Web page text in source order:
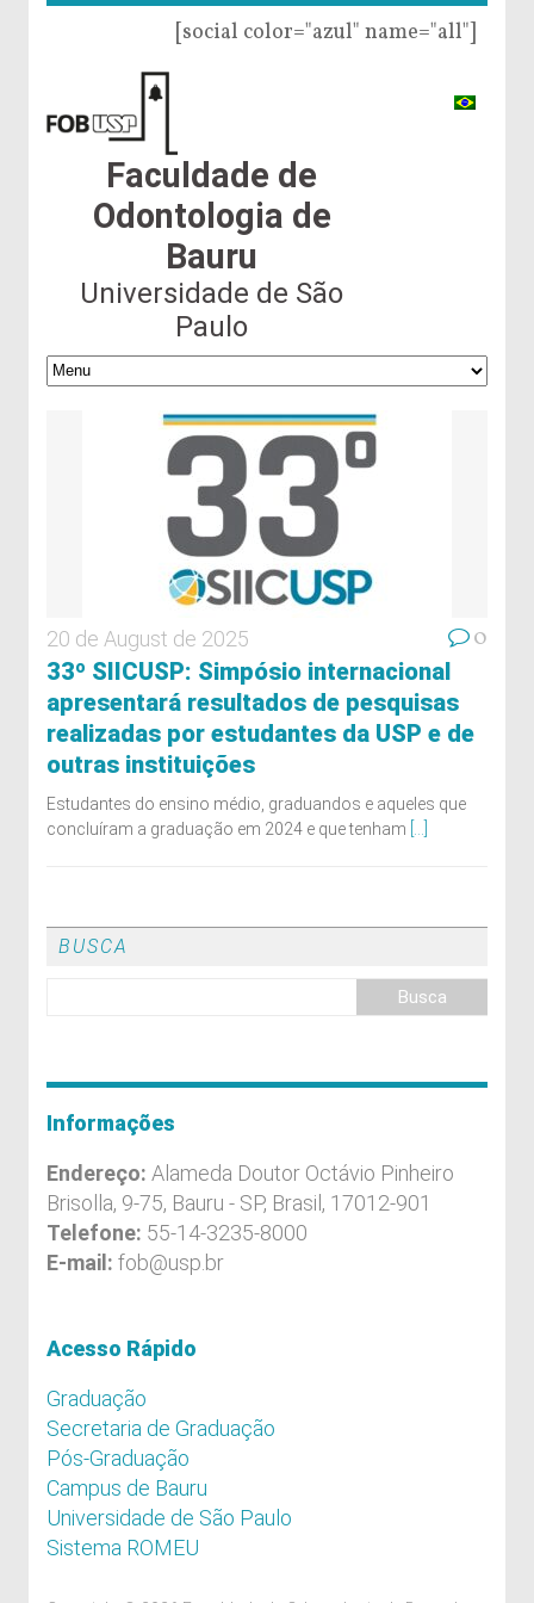
[social color="azul" name="all"]
Faculdade de
Odontologia de
Bauru
Universidade de São
Paulo
20 de August de 2025 0
33º SIICUSP: Simpósio internacional
apresentará resultados de pesquisas
realizadas por estudantes da USP e de
outras instituições
Estudantes do ensino médio, graduandos e aqueles que
concluíram a graduação em 2024 e que tenham
BUSCA
Informações
Endereço: Alameda Doutor Octávio Pinheiro
Brisolla, 9-75, Bauru - SP, Brasil, 17012-901
Telefone: 55-14-3235-8000
E-mail: fob@usp.br
Acesso Rápido
Graduação
Secretaria de Graduação
Pós-Graduação
Campus de Bauru
Universidade de São Paulo
Sistema ROMEU